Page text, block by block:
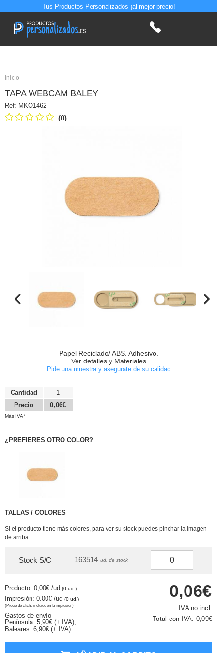
Tus Productos Personalizados ¡al mejor precio!
Inicio
TAPA WEBCAM BALEY
Ref: MKO1462
(0)
Papel Reciclado/ ABS. Adhesivo.
Ver detalles y Materiales
Pide una muestra y asegurate de su calidad
Cantidad
Precio
1
0,06€
Más IVA*
¿PREFIERES OTRO COLOR?
TALLAS / COLORES
Si el producto tiene más colores, para ver su stock puedes pinchar la imagen
de arriba
Stock S/C 163514 ud. de stock
Producto: 0,00€ /ud (0 ud.)
Impresión: 0,00€ /ud (0 ud.)
(Precio de cliché incluido en la impresión)
Gastos de envío
Península: 5,90€ (+ IVA),
Baleares: 6,90€ (+ IVA)
0,06€
IVA no incl.
Total con IVA: 0,09€